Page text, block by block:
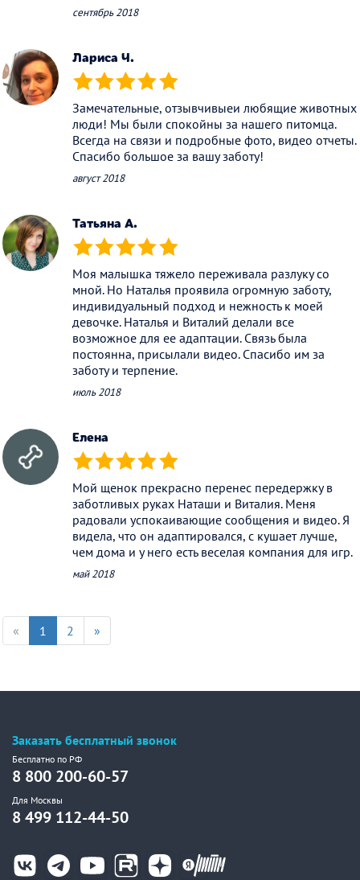
сентябрь 2018
Лариса Ч.
(*) (*) (*) (*) (*)
Замечательные, отзывчивыеи любящие животных
люди! Мы были спокойны за нашего питомца.
Всегда на связи и подробные фото, видео отчеты.
Спасибо большое за вашу заботу!
август 2018
Татьяна А.
(*) (*) (*) (*) (*)
Моя малышка тяжело переживала разлуку со
мной. Но Наталья проявила огромную заботу,
индивидуальный подход и нежность к моей
девочке. Наталья и Виталий делали все
возможное для ее адаптации. Связь была
постоянна, присылали видео. Спасибо им за
заботу и терпение.
июль 2018
Елена
(*) (*) (*) (*) (*)
Мой щенок прекрасно перенес передержку в
заботливых руках Наташи и Виталия. Меня
радовали успокаивающие сообщения и видео. Я
видела, что он адаптировался, с кушает лучше,
чем дома и у него есть веселая компания для игр.
май 2018
« 1 2 »
Заказать бесплатный звонок
Бесплатно по РФ
8 800 200-60-57
Для Москвы
8 499 112-44-50